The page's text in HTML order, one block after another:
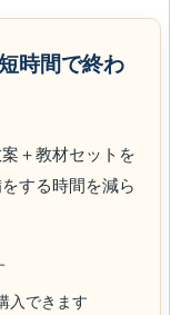
時間で終わ
＋教材セットを
する時間を減ら
入できます